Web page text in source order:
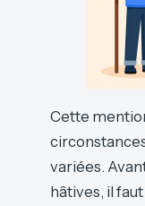
Cette
variées.
hâtives, il